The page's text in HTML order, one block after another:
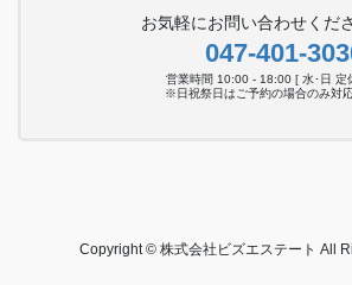
お気軽にお問い合わせくだ
047-401-
営業時間 10:00 - 18:00 [ 水･日 定
※日祝祭日はご予約の場合のみ対
Copyright © 株式会社ビズエステート All